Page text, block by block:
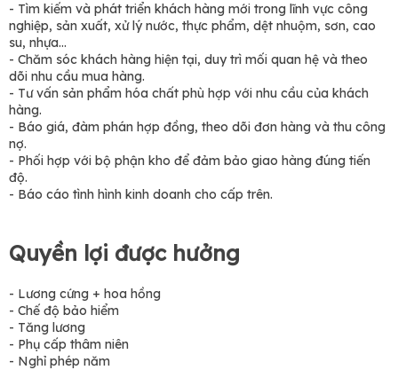
- Tìm kiếm và phát triển khách hàng mới trong lĩnh vực công
nghiệp, sản xuất, xử lý nước, thực phẩm, dệt nhuộm, sơn, cao
su, nhựa…
- Chăm sóc khách hàng hiện tại, duy trì mối quan hệ và theo
dõi nhu cầu mua hàng.
- Tư vấn sản phẩm hóa chất phù hợp với nhu cầu của khách
hàng.
- Báo giá, đàm phán hợp đồng, theo dõi đơn hàng và thu công
nợ.
- Phối hợp với bộ phận kho để đảm bảo giao hàng đúng tiến
độ.
- Báo cáo tình hình kinh doanh cho cấp trên.
Quyền lợi được hưởng
- Lương cứng + hoa hồng
- Chế độ bảo hiểm
- Tăng lương
- Phụ cấp thâm niên
- Nghỉ phép năm